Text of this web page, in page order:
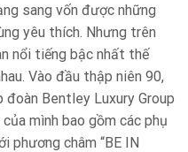
sang vốn được những
yêu thích. Nhưng trên
nổi tiếng bậc nhất thế
Vào đầu thập niên 90,
Bentley Luxury Group
mình bao gồm các phụ
phương châm “BE IN